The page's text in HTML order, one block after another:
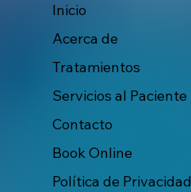
Inicio
Acerca de
Tratamientos
Servicios al Paciente
Contacto
Book Online
Política de Privacidad